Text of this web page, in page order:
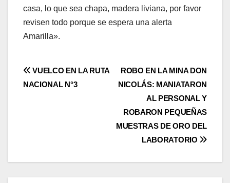
casa, lo que sea chapa, madera liviana, por favor
revisen todo porque se espera una alerta
Amarilla».
Navegación
ROBO EN LA MINA DON
NICOLÁS: MANIATARON
AL PERSONAL Y
ROBARON PEQUEÑAS
MUESTRAS DE ORO DEL
LABORATORIO
VUELCO EN LA RUTA
NACIONAL N°3